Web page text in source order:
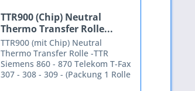
TTR900 (Chip) Neutral
Thermo Transfer Rolle...
TTR900 (mit Chip) Neutral
Thermo Transfer Rolle -TTR
Siemens 860 - 870 Telekom T-Fax
307 - 308 - 309 - (Packung 1 Rolle